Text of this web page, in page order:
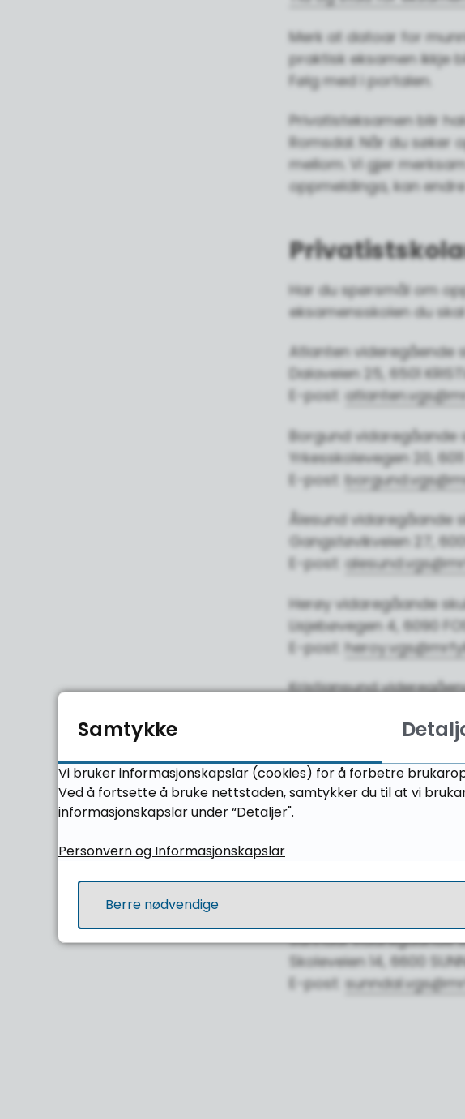
Merk at datoar for
praktisk eksamen ikkje
Følg med i portalen.
Privatisteksamen blir
Romsdal. Når du søker
mellom. Vi gjer
oppmeldinga, kan
Har du spørsmål om
eksamensskolen du
Atlanten videregående
Dalaveien 25, 6501
E-post:
Borgund vidaregåande
Yrkesskolevegen 20, 6011
E-post:
Ålesund vidaregåande
Gangstøvikveien 27,
E-post:
Herøy vidaregåande
Lisjebøvegen 4, 6090
E-post:
Kristiansund
Molde videregående
Øvre vei 23, 6413 MOLDE
E-post:
Langmyrveien 83, 6415
Sunndal vidaregåande
Skoleveien 14, 6600
E-post:
Samtykke
Vi bruker informasjonskapslar (cookies) for å forbetre
Ved å fortsette å bruke nettstaden, samtykker du til at vi
informasjonskapslar under “Detaljer".
Personvern og Informasjonskapslar
Berre nødvendige